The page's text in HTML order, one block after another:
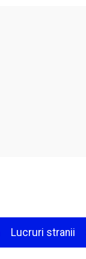
Lucruri stranii